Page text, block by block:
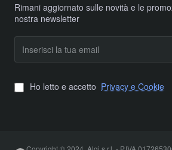
Rimani aggiornato sulle novità e le
nostra newsletter
Inserisci
tua
Ho letto e accetto Privacy e Cookie